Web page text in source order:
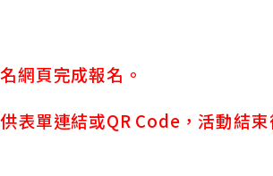
網頁完成報名。
表單連結或QR Code ，活動結